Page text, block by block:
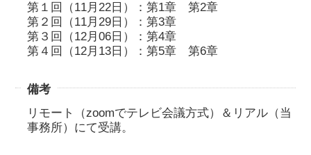
第１回（11月22日）：第1章 第2章
第２回（11月29日）：第3章
第３回（12月06日）：第4章
第４回（12月13日）：第5章 第6章
備考
リモート（zoomでテレビ会議方式）＆リアル（当
事務所）にて受講。